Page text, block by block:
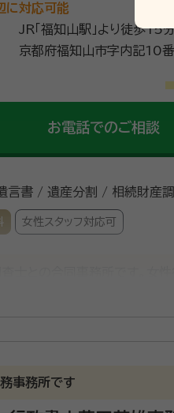
に対応可能
JR「福知山駅」より徒歩15
京都府福知山市字内記10
お電話でのご相談
言書 / 遺産分割 / 相続財産
女性スタッフ対応可
お客様の御要望をお聞きしな
事務所です